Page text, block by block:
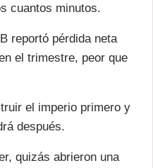
cuantos minutos.
reportó pérdida neta
el trimestre, peor que
el imperio primero y
después.
quizás abrieron una